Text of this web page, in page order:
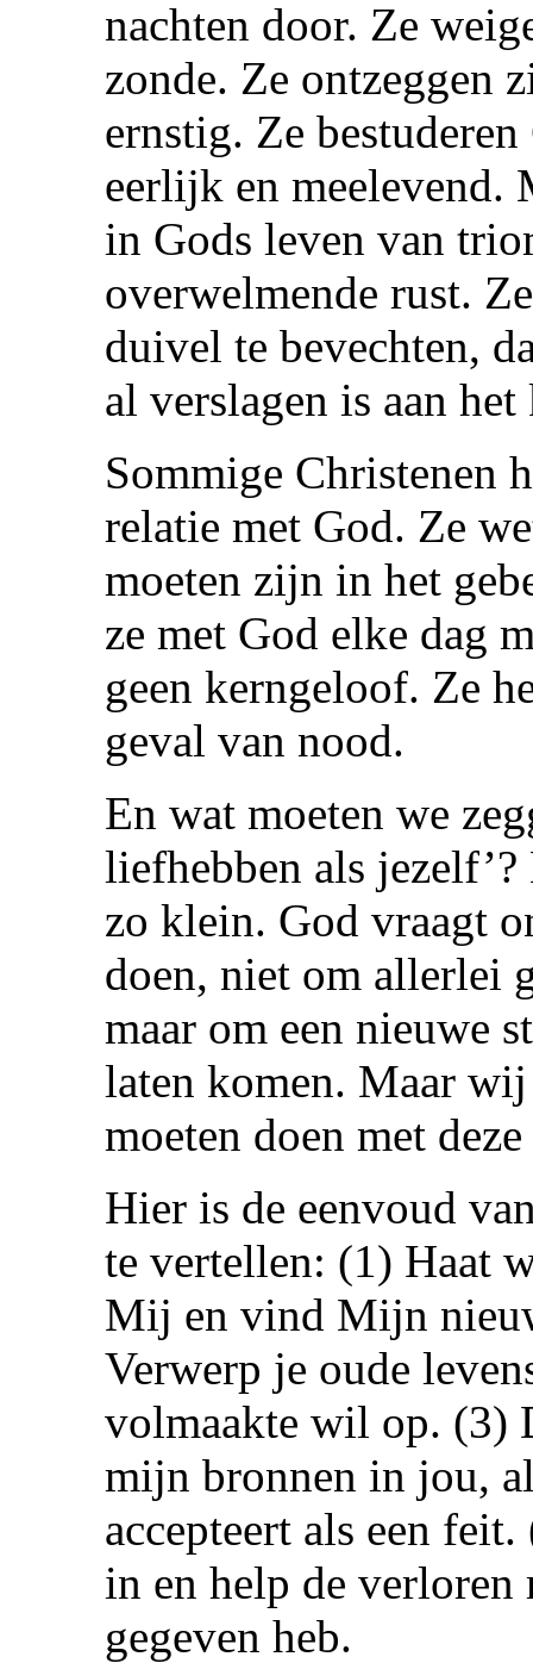
nachten door. Ze
zonde. Ze ontzeggen
ernstig. Ze
eerlijk en meelevend.
in Gods leven van
overwelmende rust.
duivel te bevechten,
al verslagen is aan
Sommige Christenen
relatie met God. Ze
moeten zijn in het
ze met God elke dag
geen kerngeloof. Ze
geval van nood.
En wat moeten we
liefhebben als
zo klein. God vraagt
doen, niet om allerlei
maar om een nieuwe
laten komen. Maar
moeten doen met
Hier is de eenvoud
te vertellen: (1) Haat
Mij en vind Mijn
Verwerp je oude
volmaakte wil op. (3)
mijn bronnen in jou,
accepteert als een
in en help de
gegeven heb.